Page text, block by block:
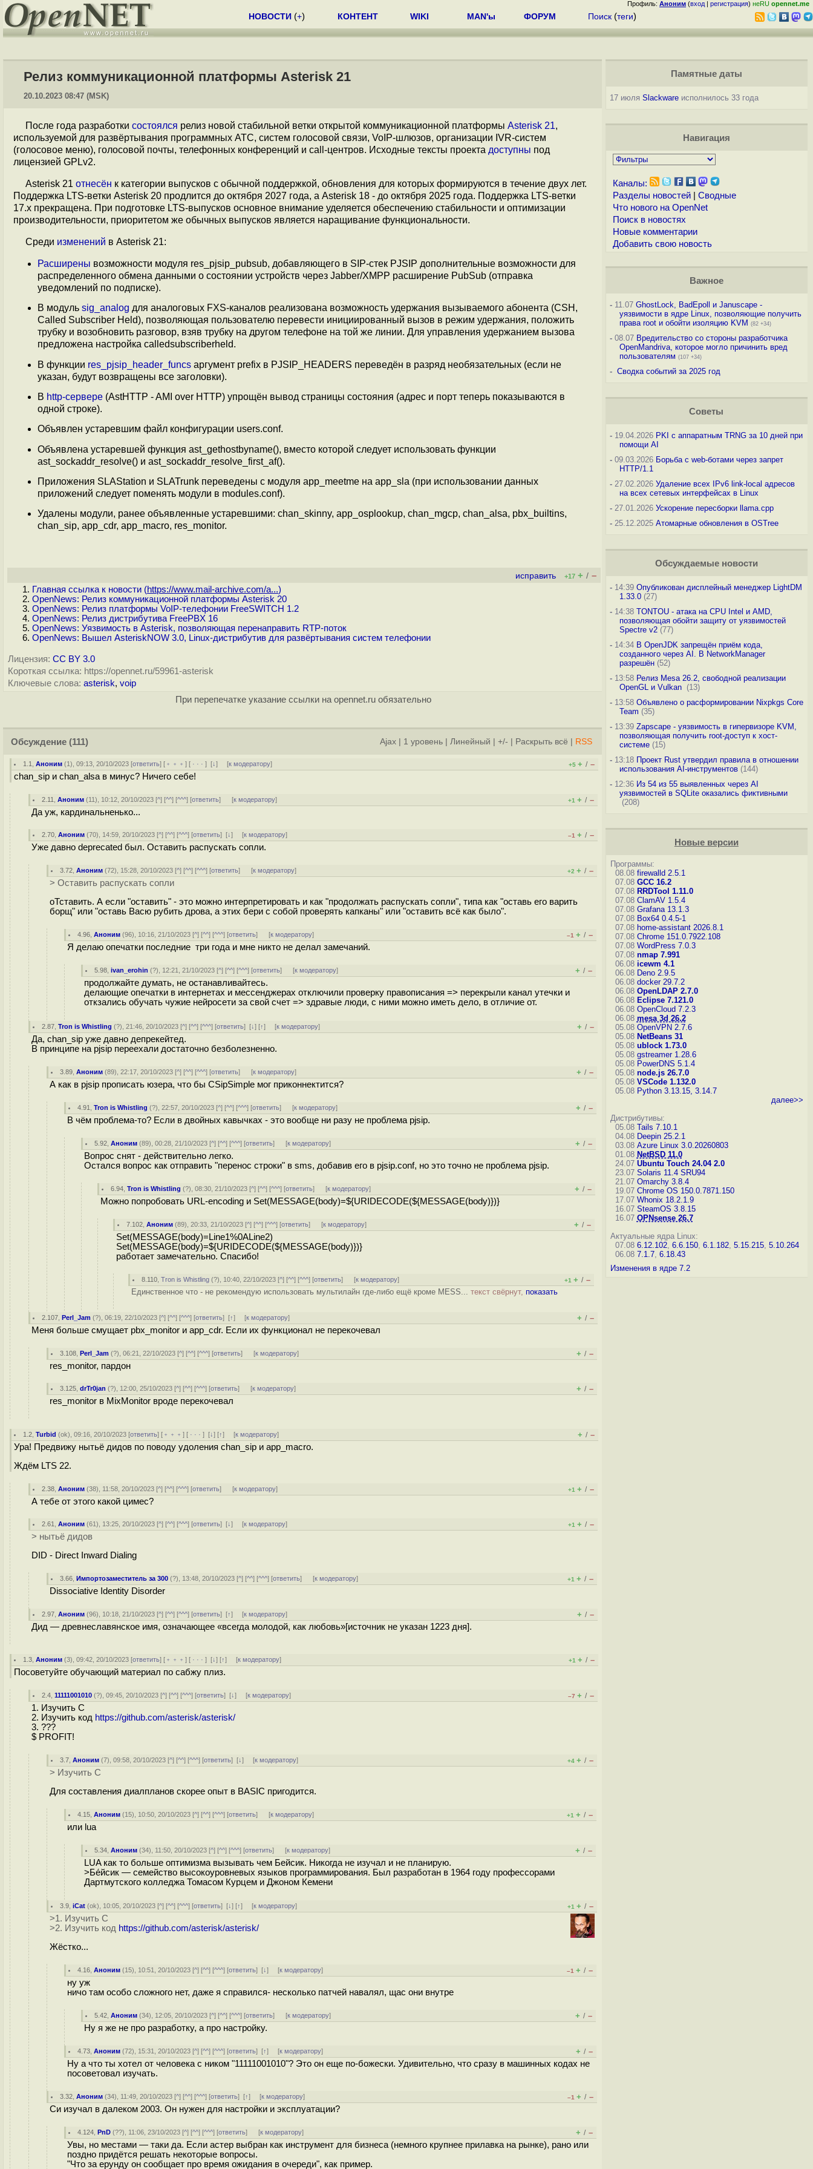
Профиль: Аноним (вход | регистрация) неRU opennet.me
НОВОСТИ (+) КОНТЕНТ WIKI MAN'ы ФОРУМ Поиск (теги)
Релиз коммуникационной платформы Asterisk 21
20.10.2023 08:47 (MSK)
После года разработки состоялся релиз новой стабильной ветки открытой коммуникационной платформы Asterisk 21,
используемой для развёртывания программных АТС, систем голосовой связи, VoIP-шлюзов, организации IVR-систем
(голосовое меню), голосовой почты, телефонных конференций и call-центров. Исходные тексты проекта доступны под
лицензией GPLv2.
Asterisk 21 отнесён к категории выпусков с обычной поддержкой, обновления для которых формируются в течение двух лет.
Поддержка LTS-ветки Asterisk 20 продлится до октября 2027 года, а Asterisk 18 - до октября 2025 года. Поддержка LTS-ветки
17.x прекращена. При подготовке LTS-выпусков основное внимание уделяется обеспечению стабильности и оптимизации
производительности, приоритетом же обычных выпусков является наращивание функциональности.
Среди изменений в Asterisk 21:
Расширены возможности модуля res_pjsip_pubsub, добавляющего в SIP-стек PJSIP дополнительные возможности для
распределенного обмена данными о состоянии устройств через Jabber/XMPP расширение PubSub (отправка
уведомлений по подписке).
В модуль sig_analog для аналоговых FXS-каналов реализована возможность удержания вызываемого абонента (CSH,
Called Subscriber Held), позволяющая пользователю перевести инициированный вызов в режим удержания, положить
трубку и возобновить разговор, взяв трубку на другом телефоне на той же линии. Для управления удержанием вызова
предложена настройка calledsubscriberheld.
В функции res_pjsip_header_funcs аргумент prefix в PJSIP_HEADERS переведён в разряд необязательных (если не
указан, будут возвращены все заголовки).
В http-сервере (AstHTTP - AMI over HTTP) упрощён вывод страницы состояния (адрес и порт теперь показываются в
одной строке).
Объявлен устаревшим файл конфигурации users.conf.
Объявлена устаревшей функция ast_gethostbyname(), вместо которой следует использовать функции
ast_sockaddr_resolve() и ast_sockaddr_resolve_first_af().
Приложения SLAStation и SLATrunk переведены с модуля app_meetme на app_sla (при использовании данных
приложений следует поменять модули в modules.conf).
Удалены модули, ранее объявленные устаревшими: chan_skinny, app_osplookup, chan_mgcp, chan_alsa, pbx_builtins,
chan_sip, app_cdr, app_macro, res_monitor.
исправить +17 + / –
Главная ссылка к новости (https://www.mail-archive.com/a...)
OpenNews: Релиз коммуникационной платформы Asterisk 20
OpenNews: Релиз платформы VoIP-телефонии FreeSWITCH 1.2
OpenNews: Релиз дистрибутива FreePBX 16
OpenNews: Уязвимость в Asterisk, позволяющая перенаправить RTP-поток
OpenNews: Вышел AsteriskNOW 3.0, Linux-дистрибутив для развёртывания систем телефонии
Лицензия: CC BY 3.0
Короткая ссылка: https://opennet.ru/59961-asterisk
Ключевые слова: asterisk, voip
При перепечатке указание ссылки на opennet.ru обязательно
Обсуждение (111) Ajax 1 уровень Линейный +/- Раскрыть всё RSS
1.1 ,Аноним (1), 09:13, 20/10/2023 [ответить] [ ﹢﹢﹢] [ · · ·][↓] [к модератору] +5 + / –
chan_sip и chan_alsa в минус? Ничего себе!
2.11 ,Аноним (11), 10:12, 20/10/2023 [^] [^^] [^^^] [ответить] [к модератору] +1 + / –
Да уж, кардинальненько...
2.70 ,Аноним (70), 14:59, 20/10/2023 [^] [^^] [^^^] [ответить][↓] [к модератору] –1 + / –
Уже давно deprecated был. Оставить распускать сопли.
3.72 ,Аноним (72), 15:28, 20/10/2023 [^] [^^] [^^^] [ответить] [к модератору] +2 + / –
> Оставить распускать сопли
оТставить. А если "оставить" - это можно интерпретировать и как "продолжать распускать сопли", типа как "оставь его варить
борщ" или "оставь Васю рубить дрова, а этих бери с собой проверять капканы" или "оставить всё как было".
4.96 ,Аноним (96), 10:16, 21/10/2023 [^] [^^] [^^^] [ответить] [к модератору] –1 + / –
Я делаю опечатки последние три года и мне никто не делал замечаний.
5.98 ,ivan_erohin (?), 12:21, 21/10/2023 [^] [^^] [^^^] [ответить] [к модератору] + / –
продолжайте думать, не останавливайтесь.
делающие опечатки в интернетах и мессенджерах отключили проверку правописания => перекрыли канал утечки и
откзались обучать чужие нейросети за свой счет => здравые люди, с ними можно иметь дело, в отличие от.
2.87 ,Tron is Whistling (?), 21:46, 20/10/2023 [^] [^^] [^^^] [ответить][↓] [↑] [к модератору] + / –
Да, chan_sip уже давно депрекейтед.
В принципе на pjsip переехали достаточно безболезненно.
3.89 ,Аноним (89), 22:17, 20/10/2023 [^] [^^] [^^^] [ответить] [к модератору] + / –
А как в pjsip прописать юзера, что бы CSipSimple мог приконнектится?
4.91 ,Tron is Whistling (?), 22:57, 20/10/2023 [^] [^^] [^^^] [ответить] [к модератору] + / –
В чём проблема-то? Если в двойных кавычках - это вообще ни разу не проблема pjsip.
5.92 ,Аноним (89), 00:28, 21/10/2023 [^] [^^] [^^^] [ответить] [к модератору] + / –
Вопрос снят - действительно легко.
Остался вопрос как отправить "перенос строки" в sms, добавив его в pjsip.conf, но это точно не проблема pjsip.
6.94 ,Tron is Whistling (?), 08:30, 21/10/2023 [^] [^^] [^^^] [ответить] [к модератору] + / –
Можно попробовать URL-encoding и Set(MESSAGE(body)=${URIDECODE(${MESSAGE(body)})}
7.102 ,Аноним (89), 20:33, 21/10/2023 [^] [^^] [^^^] [ответить] [к модератору] + / –
Set(MESSAGE(body)=Line1%0ALine2)
Set(MESSAGE(body)=${URIDECODE(${MESSAGE(body)})}
работает замечательно. Спасибо!
8.110 ,Tron is Whistling (?), 10:40, 22/10/2023 [^] [^^] [^^^] [ответить] [к модератору] +1 + / –
Единственное что - не рекомендую использовать мультилайн где-либо ещё кроме MESS... текст свёрнут, показать
2.107 ,Perl_Jam (?), 06:19, 22/10/2023 [^] [^^] [^^^] [ответить][↑] [к модератору] + / –
Меня больше смущает pbx_monitor и app_cdr. Если их функционал не перекочевал
3.108 ,Perl_Jam (?), 06:21, 22/10/2023 [^] [^^] [^^^] [ответить] [к модератору] + / –
res_monitor, пардон
3.125 ,drTr0jan (?), 12:00, 25/10/2023 [^] [^^] [^^^] [ответить] [к модератору] + / –
res_monitor в MixMonitor вроде перекочевал
1.2 ,Turbid (ok), 09:16, 20/10/2023 [ответить] [ ﹢﹢﹢] [ · · ·][↓] [↑] [к модератору] + / –
Ура! Предвижу нытьё дидов по поводу удоления chan_sip и app_macro.
Ждём LTS 22.
2.38 ,Аноним (38), 11:58, 20/10/2023 [^] [^^] [^^^] [ответить] [к модератору] +1 + / –
А тебе от этого какой цимес?
2.61 ,Аноним (61), 13:25, 20/10/2023 [^] [^^] [^^^] [ответить][↓] [к модератору] +1 + / –
> нытьё дидов
DID - Direct Inward Dialing
3.66 ,Импортозаместитель за 300 (?), 13:48, 20/10/2023 [^] [^^] [^^^] [ответить] [к модератору] +1 + / –
Dissociative Identity Disorder
2.97 ,Аноним (96), 10:18, 21/10/2023 [^] [^^] [^^^] [ответить][↑] [к модератору] + / –
Дид — древнеславянское имя, означающее «всегда молодой, как любовь»[источник не указан 1223 дня].
1.3 ,Аноним (3), 09:42, 20/10/2023 [ответить] [ ﹢﹢﹢] [ · · ·][↓] [↑] [к модератору] +1 + / –
Посоветуйте обучающий материал по сабжу плиз.
2.4 ,11111001010 (?), 09:45, 20/10/2023 [^] [^^] [^^^] [ответить][↓] [к модератору] –7 + / –
1. Изучить C
2. Изучить код https://github.com/asterisk/asterisk/
3. ???
$ PROFIT!
3.7 ,Аноним (7), 09:58, 20/10/2023 [^] [^^] [^^^] [ответить][↓] [к модератору] +4 + / –
> Изучить C
Для составления диалпланов скорее опыт в BASIC пригодится.
4.15 ,Аноним (15), 10:50, 20/10/2023 [^] [^^] [^^^] [ответить] [к модератору] +1 + / –
или lua
5.34 ,Аноним (34), 11:50, 20/10/2023 [^] [^^] [^^^] [ответить] [к модератору] + / –
LUA как то больше оптимизма вызывать чем Бейсик. Никогда не изучал и не планирую.
>Бе́йсик — семейство высокоуровневых языков программирования. Был разработан в 1964 году профессорами
Дартмутского колледжа Томасом Курцем и Джоном Кемени
3.9 ,iCat (ok), 10:05, 20/10/2023 [^] [^^] [^^^] [ответить][↓] [↑] [к модератору] +1 + / –
>1. Изучить C
>2. Изучить код https://github.com/asterisk/asterisk/
Жёстко...
4.16 ,Аноним (15), 10:51, 20/10/2023 [^] [^^] [^^^] [ответить][↓] [к модератору] –1 + / –
ну уж
ничо там особо сложного нет, даже я справился- несколько патчей навалял, щас они внутре
5.42 ,Аноним (34), 12:05, 20/10/2023 [^] [^^] [^^^] [ответить] [к модератору] + / –
Ну я же не про разработку, а про настройку.
4.73 ,Аноним (72), 15:31, 20/10/2023 [^] [^^] [^^^] [ответить][↑] [к модератору] + / –
Ну а что ты хотел от человека с ником "11111001010"? Это он еще по-божески. Удивительно, что сразу в машинных кодах не
посоветовал изучать.
3.32 ,Аноним (34), 11:49, 20/10/2023 [^] [^^] [^^^] [ответить][↑] [к модератору] –1 + / –
Си изучал в далеком 2003. Он нужен для настройки и эксплуатации?
4.124 ,PnD (??), 11:06, 23/10/2023 [^] [^^] [^^^] [ответить] [к модератору] + / –
Увы, но местами — таки да. Если астер выбран как инструмент для бизнеса (немного крупнее прилавка на рынке), рано или
поздно придётся решать некоторые вопросы.
"Что за ерунду он сообщает про время ожидания в очереди", как пример.
Памятные даты
17 июля Slackwareисполнилось 33 года
Навигация
Каналы:
Разделы новостей| Сводные
Что нового на OpenNet
Поиск в новостях
Новые комментарии
Добавить свою новость
Важное
-11.07 GhostLock, BadEpoll и Januscape -
уязвимости в ядре Linux, позволяющие получить
права root и обойти изоляцию KVM (82 +34)
-08.07 Вредительство со стороны разработчика
OpenMandriva, которое могло причинить вред
пользователям (107 +34)
- Сводка событий за 2025 год
Советы
-19.04.2026 PKI с аппаратным TRNG за 10 дней при
помощи AI
-09.03.2026 Борьба с web-ботами через запрет
HTTP/1.1
-27.02.2026 Удаление всех IPv6 link-local адресов
на всех сетевых интерфейсах в Linux
-27.01.2026 Ускорение пересборки llama.cpp
-25.12.2025 Атомарные обновления в OSTree
Обсуждаемые новости
-14:39 Опубликован дисплейный менеджер LightDM
1.33.0(27)
-14:38 TONTOU - атака на CPU Intel и AMD,
позволяющая обойти защиту от уязвимостей
Spectre v2(77)
-14:34 В OpenJDK запрещён приём кода,
созданного через AI. В NetworkManager
разрешён(52)
-13:58 Релиз Mesa 26.2, свободной реализации
OpenGL и Vulkan (13)
-13:58 Объявлено о расформировании Nixpkgs Core
Team (35)
-13:39 Zapscape - уязвимость в гипервизоре KVM,
позволяющая получить root-доступ к хост-
системе(15)
-13:18 Проект Rust утвердил правила в отношении
использования AI-инструментов(144)
-12:36 Из 54 из 55 выявленных через AI
уязвимостей в SQLite оказались фиктивными
(208)
Новые версии
Программы:
08.08 firewalld 2.5.1
07.08 GCC 16.2
07.08 RRDTool 1.11.0
07.08 ClamAV 1.5.4
07.08 Grafana 13.1.3
07.08 Box64 0.4.5-1
07.08 home-assistant 2026.8.1
07.08 Chrome 151.0.7922.108
07.08 WordPress 7.0.3
07.08 nmap 7.991
06.08 icewm 4.1
06.08 Deno 2.9.5
06.08 docker 29.7.2
06.08 OpenLDAP 2.7.0
06.08 Eclipse 7.121.0
06.08 OpenCloud 7.2.3
06.08 mesa 3d 26.2
05.08 OpenVPN 2.7.6
05.08 NetBeans 31
05.08 ublock 1.73.0
05.08 gstreamer 1.28.6
05.08 PowerDNS 5.1.4
05.08 node.js 26.7.0
05.08 VSCode 1.132.0
05.08 Python 3.13.15, 3.14.7
далее>>
Дистрибутивы:
05.08 Tails 7.10.1
04.08 Deepin 25.2.1
03.08 Azure Linux 3.0.20260803
01.08 NetBSD 11.0
24.07 Ubuntu Touch 24.04 2.0
23.07 Solaris 11.4 SRU94
21.07 Omarchy 3.8.4
19.07 Chrome OS 150.0.7871.150
17.07 Whonix 18.2.1.9
16.07 SteamOS 3.8.15
16.07 OPNsense 26.7
Актуальные ядра Linux:
07.08 6.12.102, 6.6.150, 6.1.182, 5.15.215, 5.10.264
06.08 7.1.7, 6.18.43
Изменения в ядре 7.2